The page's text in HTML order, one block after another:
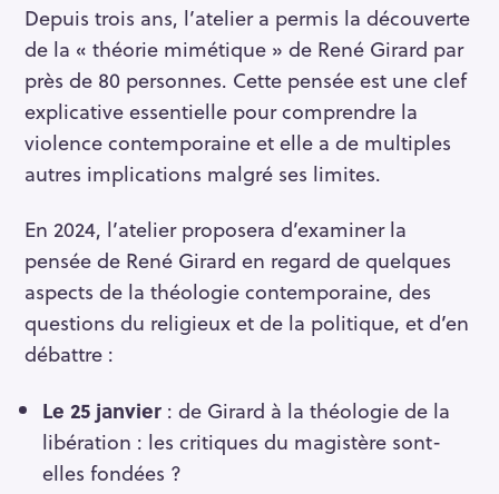
Depuis trois ans, l’atelier a permis la découverte
de la « théorie mimétique » de René Girard par
près de 80 personnes. Cette pensée est une clef
explicative essentielle pour comprendre la
violence contemporaine et elle a de multiples
autres implications malgré ses limites.
En 2024, l’atelier proposera d’examiner la
pensée de René Girard en regard de quelques
aspects de la théologie contemporaine, des
questions du religieux et de la politique, et d’en
débattre :
Le 25 janvier: de Girard à la théologie de la
libération : les critiques du magistère sont-
elles fondées ?